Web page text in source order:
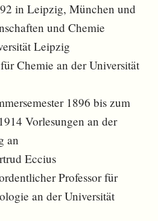
in Leipzig, München und
und Chemie
Leipzig
Chemie an der Universität
1896 bis zum
Vorlesungen an der
an
Eccius
Professor für
an der Universität